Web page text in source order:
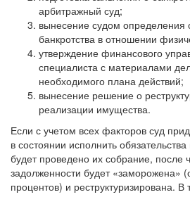
арбитражный суд;
вынесение судом определения
банкротства в отношении
утверждение финансового
специалиста с материалами
необходимого плана действий;
вынесение решение о
реализации имущества.
Если с учетом всех факторов суд
в состоянии исполнить
будет проведено их собрание, после
задолженности будет «заморожена»
процентов) и реструктуризирована.